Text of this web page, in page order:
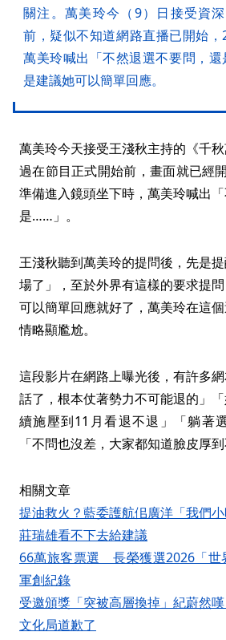
關注。萬美玲今（9）日接受資
前，疑似不知道網路直播已開始，
萬美玲喊出「不然退選不要問，
是建議她可以簡單回應。
萬美玲今天接受王淺秋主持的《千
過在節目正式開始前，畫面就已經
準備進入鏡頭坐下時，萬美玲喊出
是……」。
王淺秋聽到萬美玲的提問後，先是
場了」，至於外界有這樣的要求提
可以簡單回應就好了，萬美玲在這
情略顯尷尬。
這段影片在網路上曝光後，有許多
話了，根本仗著勢力不可能退的」
續施壓到11月看退不退」「躺著
「不問也沒差，大家都知道臉皮厚到
相關文章
提油救火？藍委護航佀廣洋「我們
莊瑞雄看不下去給建議
66萬旅客票選 長榮獲選2026「世
軍創紀錄
受邀頒獎「突被高層換掉」紀蔚然
文化局道歉了